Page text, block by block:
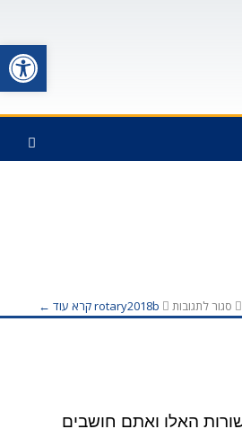
סגור לתגובות rotary2018bקרא עוד ←
האלו ואתם חושבים
פתח